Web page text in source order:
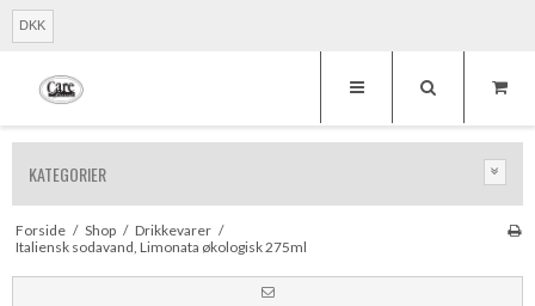
DKK
KATEGORIER
Forside / Shop / Drikkevarer /
Italiensk sodavand, Limonata økologisk 275ml